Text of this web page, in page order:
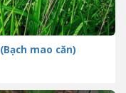
mao căn)